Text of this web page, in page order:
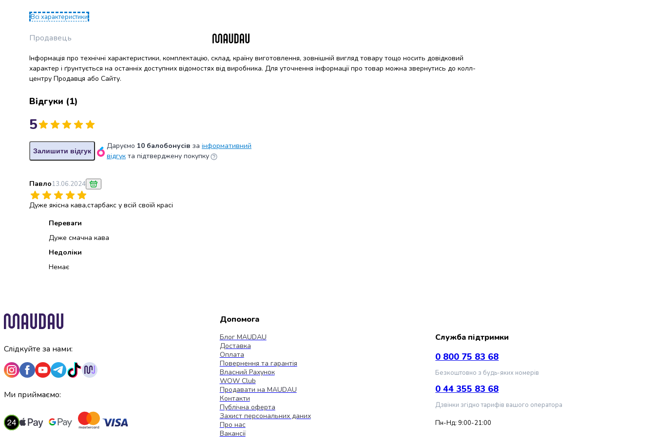
Вівсяна
Бобові
Булгур
Пшенична
крупа
крупа
Кукурудзяна
Ячна
крупа
Пшоно
Консервовані
продукти
Рибні
Овочева
консервація
М'ясні
та
маслини
Джеми
Консервовані
гриби
Мед
маринади
Всі характеристики
Продавець
Інформація про технічні характеристики, комплектацію, склад, країну виготовлення, зовнішній вигляд товару тощо носить довідковий
характер і ґрунтується на останніх доступних відомостях від виробника. Для уточнення інформації про товар можна звернутись до колл-
центру Продавця або Сайту.
Відгуки (1)
5
Залишити відгук
Даруємо 10 балобонусів за інформативний
відгук та підтверджену покупку
Павло13.06.2024
Дуже якісна кава,старбакс у всій своїй красі
Переваги
Дуже смачна кава
Недоліки
Немає
Слідкуйте за нами:
Ми приймаємо:
Допомога
Блог MAUDAU
Доставка
Оплата
Повернення та гарантія
Власний Рахунок
WOW Club
Продавати на MAUDAU
Контакти
Публічна оферта
Захист персональних даних
Про нас
Вакансії
Служба підтримки
0 800 75 83 68
Безкоштовно з будь-яких номерів
0 44 355 83 68
Дзвінки згідно тарифів вашого оператора
Пн-Нд: 9:00-21:00